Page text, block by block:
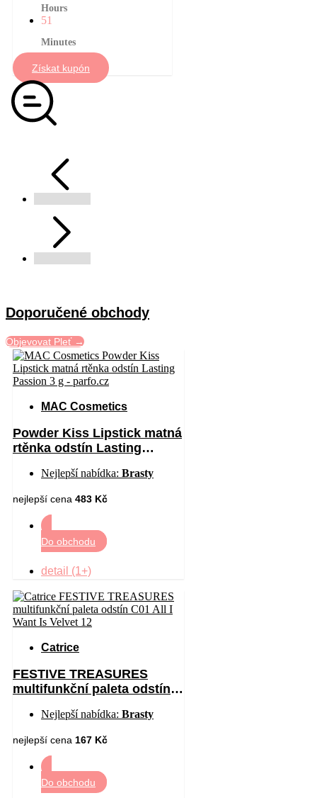
Hours
51
Minutes
Získat kupón
Doporučené obchody
Objevovat Pleť →
MAC Cosmetics
Powder Kiss Lipstick matná
rtěnka odstín Lasting
Nejlepší nabídka: Brasty
nejlepší cena 483 Kč
Do obchodu
detail (1+)
Catrice
FESTIVE TREASURES
multifunkční paleta odstín
Nejlepší nabídka: Brasty
nejlepší cena 167 Kč
Do obchodu